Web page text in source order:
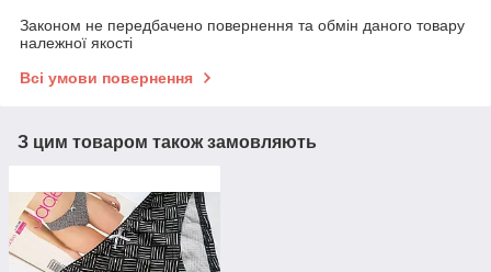
Законом не передбачено повернення та обмін даного товару
належної якості
Всі умови повернення
З цим товаром також замовляють